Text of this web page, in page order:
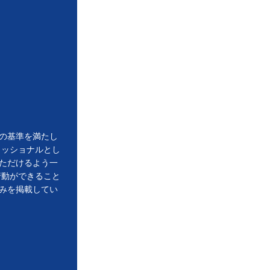
基準を満たし
ショナルとし
だけるよう一
ができること
を掲載してい